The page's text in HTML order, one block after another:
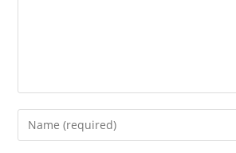
Enter
your